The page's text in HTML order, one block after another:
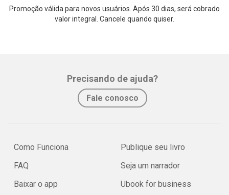
Promoção válida para novos usuários. Após 30 dias, será cobrado
valor integral. Cancele quando quiser.
Precisando de ajuda?
Fale conosco
Como Funciona
FAQ
Baixar o app
Publique seu livro
Seja um narrador
Ubook for business